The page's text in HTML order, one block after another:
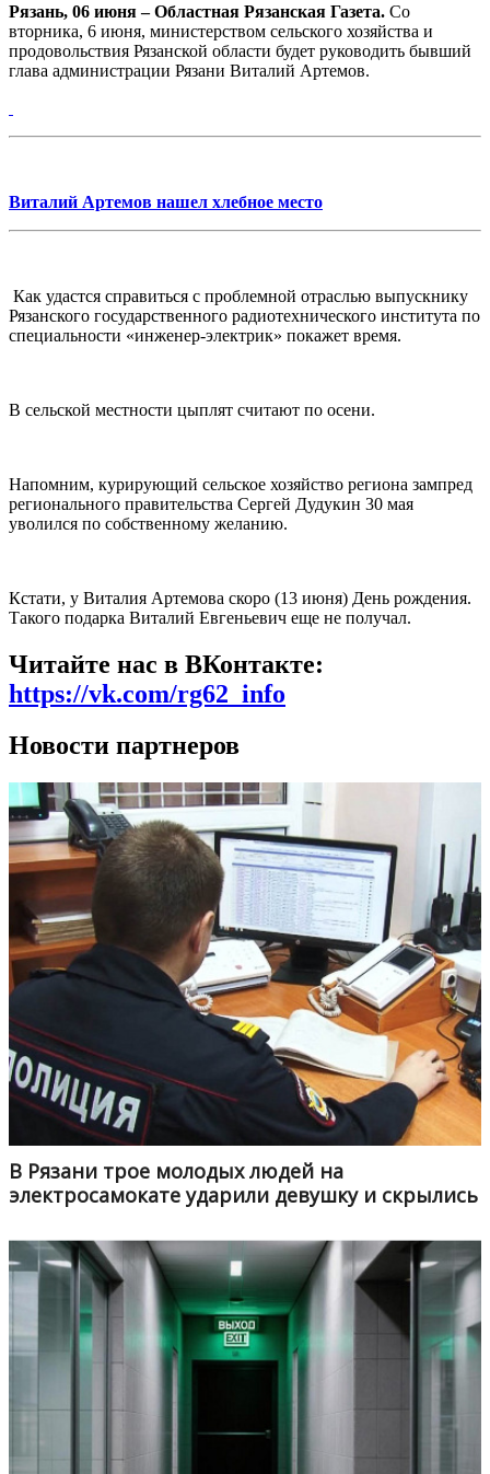
Рязань, 06 июня – Областная Рязанская Газета. Со
вторника, 6 июня, министерством сельского хозяйства и
продовольствия Рязанской области будет руководить бывший
глава администрации Рязани Виталий Артемов.
Виталий Артемов нашел хлебное место
Как удастся справиться с проблемной отраслью выпускнику
Рязанского государственного радиотехнического института по
специальности «инженер-электрик» покажет время.
В сельской местности цыплят считают по осени.
Напомним, курирующий сельское хозяйство региона зампред
регионального правительства Сергей Дудукин 30 мая
уволился по собственному желанию.
Кстати, у Виталия Артемова скоро (13 июня) День рождения.
Такого подарка Виталий Евгеньевич еще не получал.
Читайте нас в ВКонтакте:
https://vk.com/rg62_info
Новости партнеров
В Рязани трое молодых людей на
электросамокате ударили девушку и скрылись